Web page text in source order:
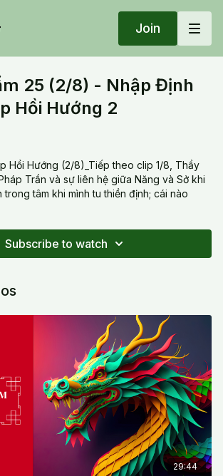
Join
25 (2/8) - Nhập Định
Hồi Hướng 2
Hồi Hướng (2/8)_Tiếp theo clip 1/8, Thầy
Trần và sự liên hệ giữa Năng và Sở khi
trong tâm khi mình tu thiền định; cái nào
mình tiến hóa trong thiền định.
Subscribe to watch
29:44